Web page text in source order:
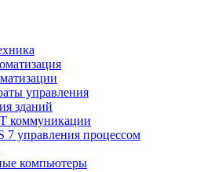
управления
зданий
коммуникации
7 управления процессом
компьютеры